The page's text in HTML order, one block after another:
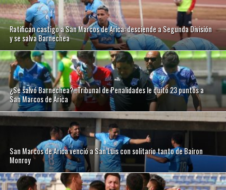
Ratifican castigo a San Marcos de Arica: desciende a Segunda División
y se salva Barnechea
¿Se salvó Barnechea?…Tribunal de Penalidades le quitó 23 puntos a
San Marcos de Arica
San Marcos de Arica venció a San Luis con solitario tanto de Bairon
Monroy